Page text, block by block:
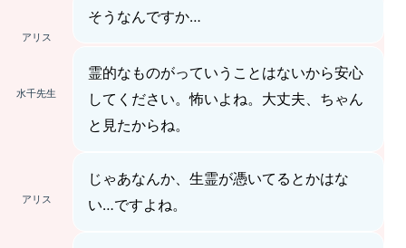
アリス
そうなんですか…
水千先生
霊的なものがっていうことはないから安心
してください。怖いよね。大丈夫、ちゃん
と見たからね。
アリス
じゃあなんか、生霊が憑いてるとかはな
い…ですよね。